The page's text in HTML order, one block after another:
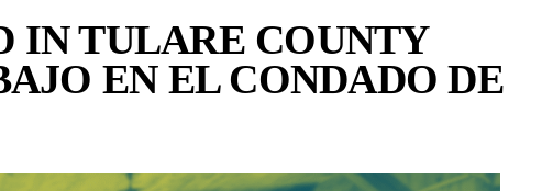
IN TULARE COUNTY
EN EL CONDADO DE